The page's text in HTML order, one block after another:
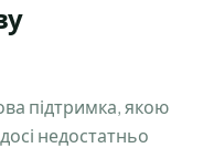
підтримка, якою
недостатньо